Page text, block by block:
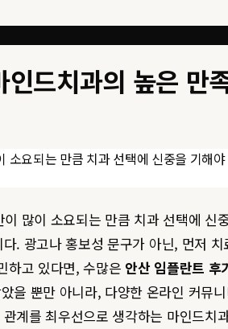
드치과의 높은 만
요되는 만큼 치과 선택에 신중을 기해
많이 소요되는 만큼 치과 선택에
. 광고나 홍보성 문구가 아닌, 먼저
하고 있다면, 수많은안산 임플란트 후
을 뿐만 아니라, 다양한 온라인 커뮤
계를 최우선으로 생각하는 마인드